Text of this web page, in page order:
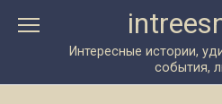
Интересные истории,
события,